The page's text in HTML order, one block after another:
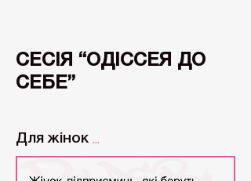
СЕСІЯ “ОДІССЕЯ ДО
СЕБЕ”
Для жінок